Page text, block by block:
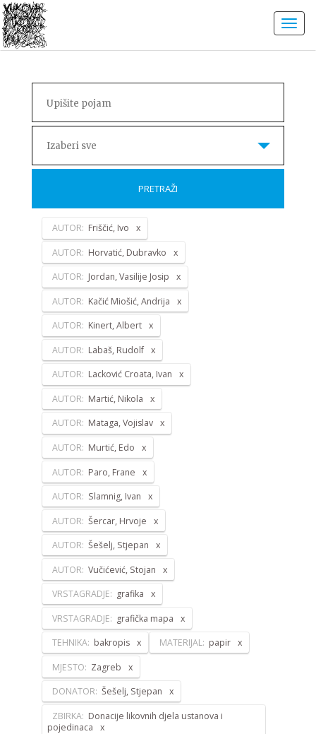
Izaberi sve
PRETRAŽI
AUTOR: Friščić, Ivo
AUTOR: Horvatić, Dubravko
AUTOR: Jordan, Vasilije Josip
AUTOR: Kačić Miošić, Andrija
AUTOR: Kinert, Albert
AUTOR: Labaš, Rudolf
AUTOR: Lacković Croata, Ivan
AUTOR: Martić, Nikola
AUTOR: Mataga, Vojislav
AUTOR: Murtić, Edo
AUTOR: Paro, Frane
AUTOR: Slamnig, Ivan
AUTOR: Šercar, Hrvoje
AUTOR: Šešelj, Stjepan
AUTOR: Vučićević, Stojan
VRSTAGRADJE: grafika
VRSTAGRADJE: grafička mapa
TEHNIKA: bakropis MATERIJAL: papir
MJESTO: Zagreb
DONATOR: Šešelj, Stjepan
ZBIRKA: Donacije likovnih djela ustanova i
pojedinaca